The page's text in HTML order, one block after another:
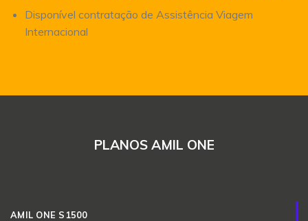
Disponível contratação de Assistência Viagem
Internacional
PLANOS AMIL ONE
AMIL ONE S1500